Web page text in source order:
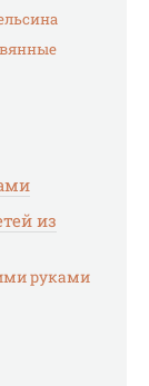
из
руками